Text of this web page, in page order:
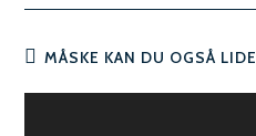
MÅSKE KAN DU OGSÅ LIDE